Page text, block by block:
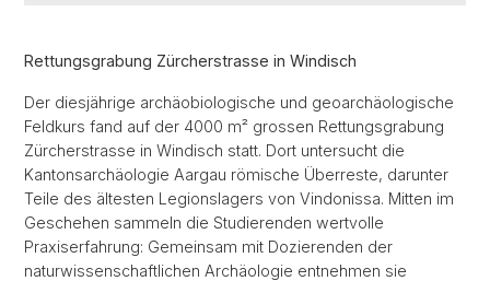
Rettungsgrabung Zürcherstrasse in Windisch
Der diesjährige archäobiologische und geoarchäologische
Feldkurs fand auf der 4000 m² grossen Rettungsgrabung
Zürcherstrasse in Windisch statt. Dort untersucht die
Kantonsarchäologie Aargau römische Überreste, darunter
Teile des ältesten Legionslagers von Vindonissa. Mitten im
Geschehen sammeln die Studierenden wertvolle
Praxiserfahrung: Gemeinsam mit Dozierenden der
naturwissenschaftlichen Archäologie entnehmen sie